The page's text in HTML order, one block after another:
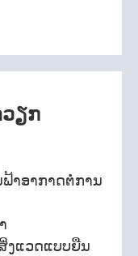
ຽກ
າອາກາດຕໍ່ການ
ງແວດແບບຍືນ